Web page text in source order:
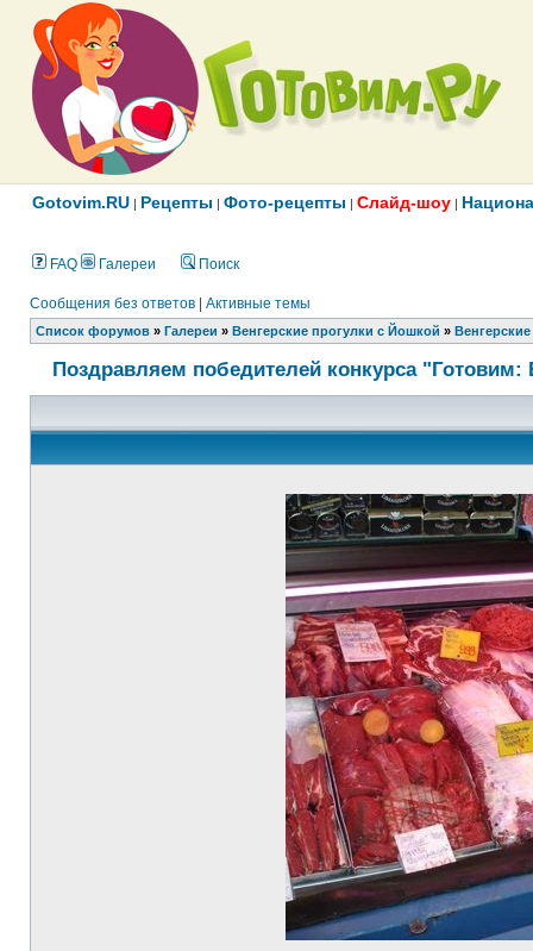
Gotovim.RU | Рецепты | Фото-рецепты | Слайд-шоу |
FAQ Галереи Поиск
Сообщения без ответов Активные темы
Список форумов » Галереи » Венгерские прогулки с Йошкой »
Поздравляем победителей конкурса